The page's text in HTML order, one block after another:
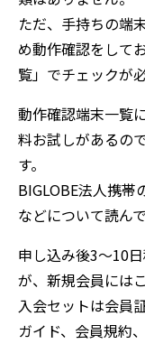
ただ、手持ちの端
め動作確認をして
覧」でチェックが
動作確認端末一覧
料お試しがあるの
す。
BIGLOBE法人携帯
などについて読ん
申し込み後3～10
が、新規会員には
入会セットは会員
ガイド、会員規約